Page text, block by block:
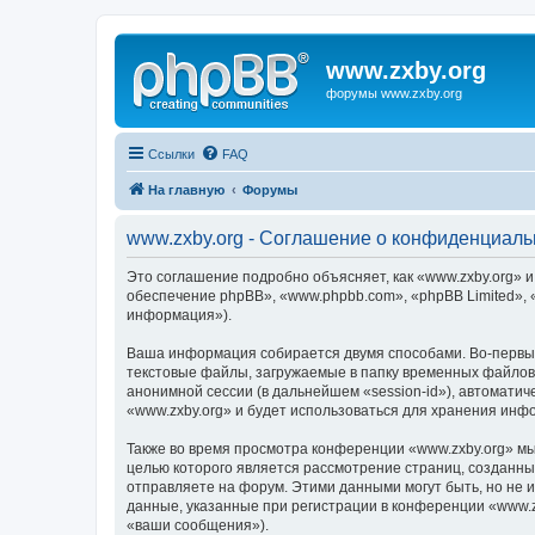
www.zxby.org
форумы www.zxby.org
Ссылки FAQ
На главную Форумы
www.zxby.org - Соглашение о
Это соглашение подробно объясняет, как
обеспечение phpBB», «www.phpbb.com», «phpBB
информация»).
Ваша информация собирается двумя способами. Во-
текстовые файлы, загружаемые в папку временных
анонимной сессии (в дальнейшем «session-id»),
«www.zxby.org» и будет использоваться для хранения
Также во время просмотра конференции «www.zxby.org»
целью которого является рассмотрение страниц,
отправляете на форум. Этими данными могут быть, но
данные, указанные при регистрации в конференции
«ваши сообщения»).